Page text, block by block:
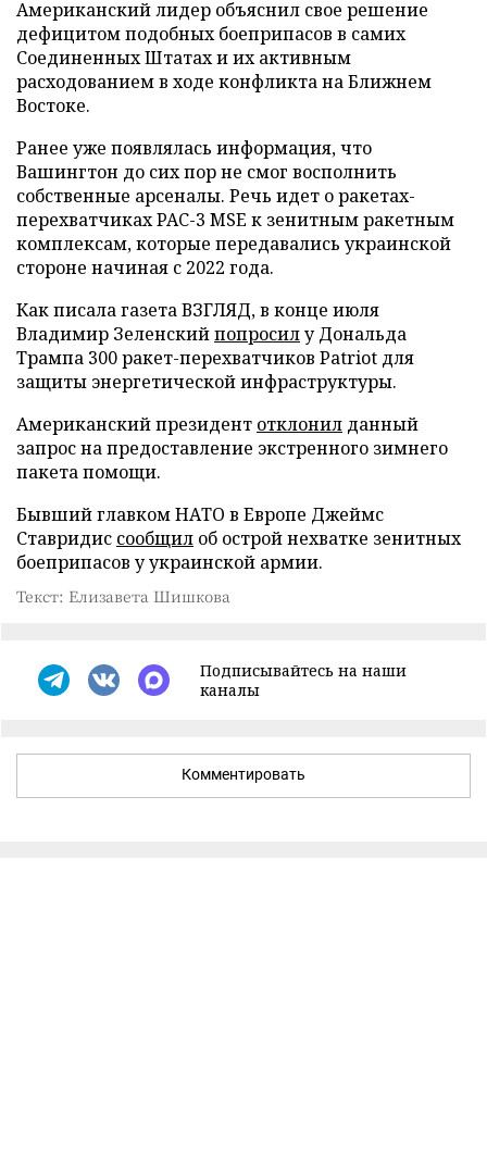
Американский лидер объяснил свое решение
дефицитом подобных боеприпасов в самих
Соединенных Штатах и их активным
расходованием в ходе конфликта на Ближнем
Востоке.
Ранее уже появлялась информация, что
Вашингтон до сих пор не смог восполнить
собственные арсеналы. Речь идет о ракетах-
перехватчиках PAC-3 MSE к зенитным ракетным
комплексам, которые передавались украинской
стороне начиная с 2022 года.
Как писала газета ВЗГЛЯД, в конце июля
Владимир Зеленскийпопросилу Дональда
Трампа 300 ракет-перехватчиков Patriot для
защиты энергетической инфраструктуры.
Американский президент отклонил данный
запрос на предоставление экстренного зимнего
пакета помощи.
Бывший главком НАТО в Европе Джеймс
Ставридис сообщил об острой нехватке зенитных
боеприпасов у украинской армии.
Текст: Елизавета Шишкова
Подписывайтесь на наши
каналы
Комментировать